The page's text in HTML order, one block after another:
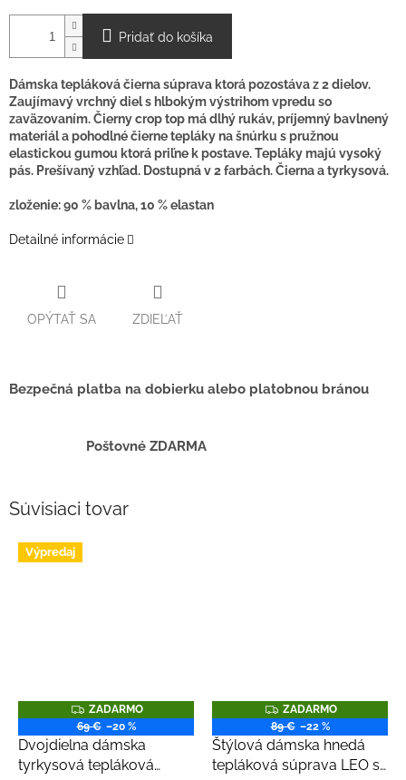
Pridať do košíka
Dámska tepláková čierna súprava ktorá pozostáva z 2 dielov.
Zaujímavý vrchný diel s hlbokým výstrihom vpredu so
zaväzovaním. Čierny crop top má dlhý rukáv, príjemný bavlnený
materiál a pohodlné čierne tepláky na šnúrku s pružnou
elastickou gumou ktorá priľne k postave. Tepláky majú vysoký
pás. Prešívaný vzhľad. Dostupná v 2 farbách. Čierna a tyrkysová.
zloženie: 90 % bavlna, 10 % elastan
Detailné informácie
OPÝTAŤ SA ZDIEĽAŤ
Bezpečná platba na dobierku alebo platobnou bránou
Poštovné ZDARMA
Súvisiaci tovar
Výpredaj
Z
A
D
A
R
M
ZADARMO
69 € –20 %
Dvojdielna dámska
tyrkysová tepláková
Z
A
D
A
R
M
ZADARMO
89 € –22 %
Štýlová dámska hnedá
tepláková súprava LEO s